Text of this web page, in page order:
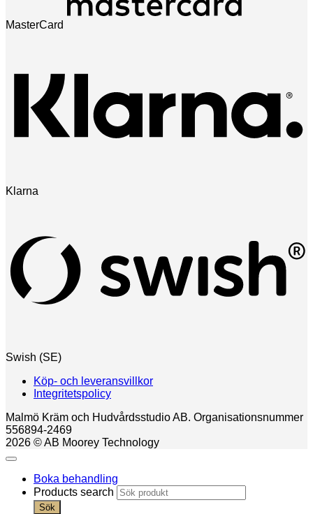
MasterCard
Klarna
Swish (SE)
Köp- och leveransvillkor
Integritetspolicy
Malmö Kräm och Hudvårdsstudio AB. Organisationsnummer
556894-2469
2026 © AB Moorey Technology
Boka behandling
Products search
Sök